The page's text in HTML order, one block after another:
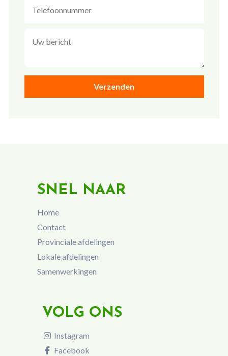
SNEL NAAR
Home
Contact
Provinciale afdelingen
Lokale afdelingen
Samenwerkingen
VOLG ONS
Instagram
Facebook